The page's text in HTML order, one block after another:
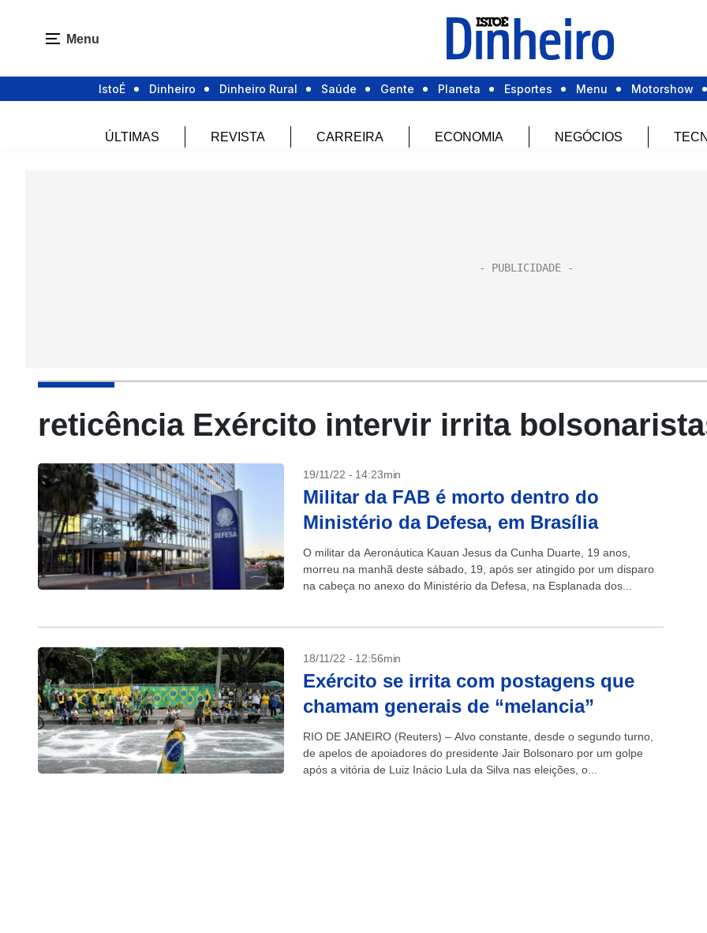
Menu
IstoÉ Dinheiro Dinheiro Rural Saúde Gente Planeta Esportes Menu Motorshow
ÚLTIMAS REVISTA CARREIRA ECONOMIA NEGÓCIOS
reticência Exército intervir irrita
19/11/22 - 14:23min
Militar da FAB é morto dentro do
Ministério da Defesa, em Brasília
O militar da Aeronáutica Kauan Jesus da Cunha Duarte, 19 anos,
morreu na manhã deste sábado, 19, após ser atingido por um disparo
na cabeça no anexo do Ministério da Defesa, na Esplanada dos...
18/11/22 - 12:56min
Exército se irrita com postagens que
chamam generais de “melancia”
RIO DE JANEIRO (Reuters) – Alvo constante, desde o segundo turno,
de apelos de apoiadores do presidente Jair Bolsonaro por um golpe
após a vitória de Luiz Inácio Lula da Silva nas eleições, o...